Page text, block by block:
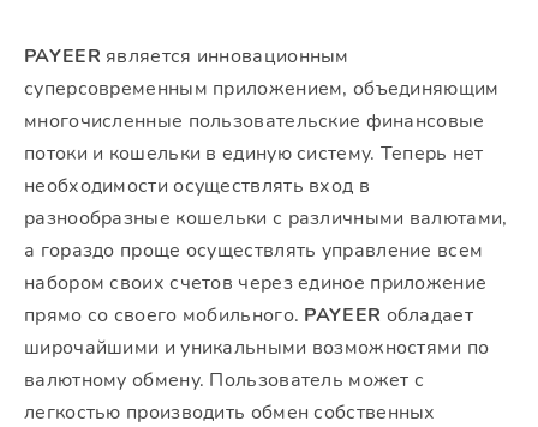
PAYEER является инновационным
суперсовременным приложением, объединяющим
многочисленные пользовательские финансовые
потоки и кошельки в единую систему. Теперь нет
необходимости осуществлять вход в
разнообразные кошельки с различными валютами,
а гораздо проще осуществлять управление всем
набором своих счетов через единое приложение
прямо со своего мобильного. PAYEER обладает
широчайшими и уникальными возможностями по
валютному обмену. Пользователь может с
легкостью производить обмен собственных